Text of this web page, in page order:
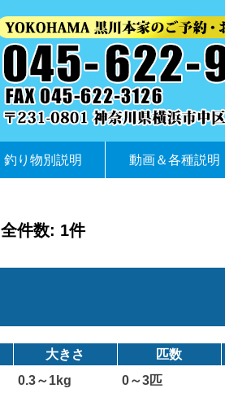
釣り物別説明 動画＆各種説明
全件数: 1件
大きさ 匹数
0.3～1kg 0～3匹